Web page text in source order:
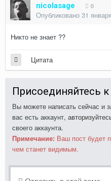
nicolasage 0
Опубликовано 31
Никто не знает ??
Цитата
Присоединяйтесь
Вы можете написать сейчас и
вас есть аккаунт,
своего аккаунта.
Примечание: Ваш пост будет
чем станет видимым.